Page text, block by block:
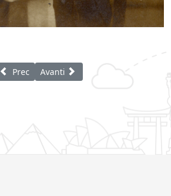
Articolo precedente: Botticchio Giovan
Prec Articolo successivo: Fusarri
Avanti